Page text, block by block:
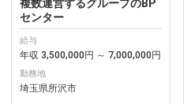
複数運営するグループのBP
センター
給与
年収 3,500,000円 ～ 7,000,000円
勤務地
埼玉県所沢市